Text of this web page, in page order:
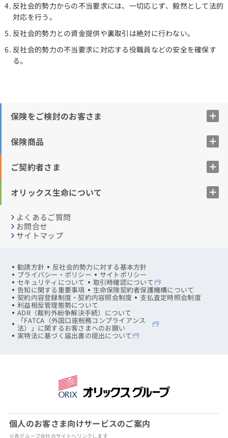
反社会的勢力からの不当要求には、一切応じず、毅然として法的
対応を行う。
反社会的勢力との資金提供や裏取引は絶対に行わない。
反社会的勢力の不当要求に対応する役職員などの安全を確保す
る。
保険をご検討のお客さま
保険商品
ご契約者さま
オリックス生命について
よくあるご質問
お問合せ
サイトマップ
勧誘方針 反社会的勢力に対する基本方針
プライバシー・ポリシー サイトポリシー
セキュリティについて 取引時確認について
告知に関する重要事項 生命保険契約者保護機構について
契約内容登録制度・契約内容照会制度 支払査定時照会制度
利益相反管理態勢について
ADR（裁判外紛争解決手続）について
「FATCA（外国口座税務コンプライアンス
法）」に関するお客さまへのお願い
実特法に基づく届出書の提出について
個人のお客さま向けサービスのご案内
※各グループ会社のサイトへリンクします